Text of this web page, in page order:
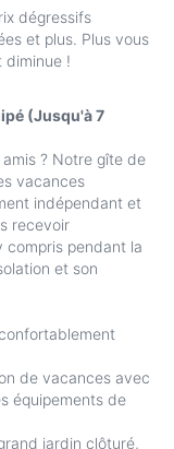
dégressifs
et plus. Plus vous
diminue !
(Jusqu'à 7
? Notre gîte de
vacances
indépendant et
recevoir
pendant la
et son
de vacances avec
équipements de
jardin clôturé,